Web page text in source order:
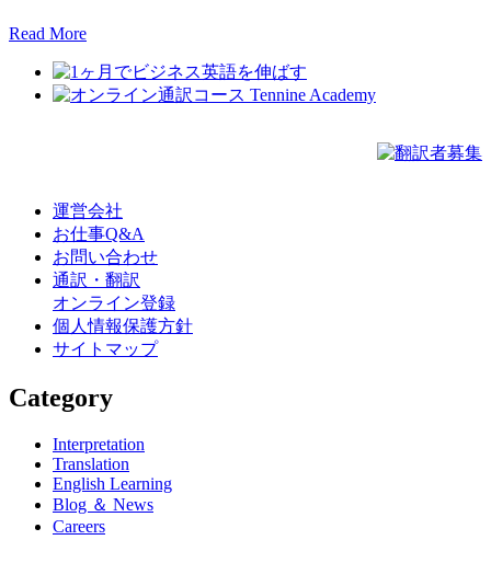
Read More
運営会社
お仕事Q&A
お問い合わせ
通訳・翻訳
オンライン登録
個人情報保護方針
サイトマップ
Category
Interpretation
Translation
English Learning
Blog ＆ News
Careers